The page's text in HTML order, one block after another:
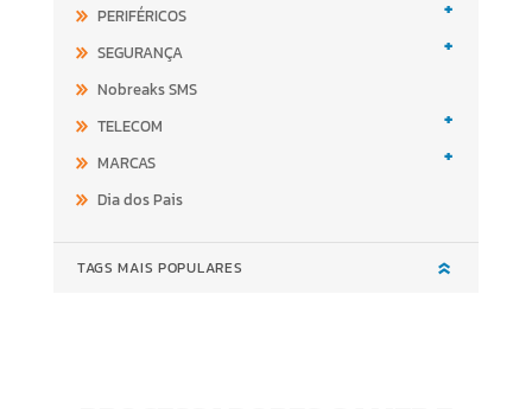
PERIFÉRICOS +
SEGURANÇA +
Nobreaks SMS
TELECOM
+
MARCAS +
Dia dos Pais
TAGS MAIS POPULARES